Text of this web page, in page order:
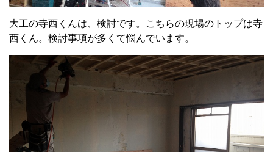
大工の寺西くんは、検討です。こちらの現場のトップは寺
西くん。検討事項が多くて悩んでいます。